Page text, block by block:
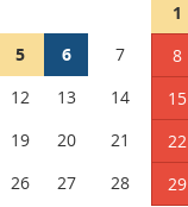
1
5 6 7 8
12 13 14 15
19 20 21 22
26 27 28 29